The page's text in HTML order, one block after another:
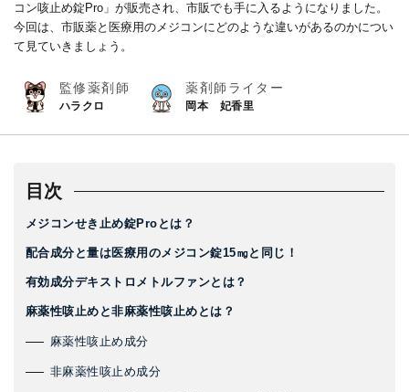
コン咳止め錠Pro」が販売され、市販でも手に入るようになりました。
今回は、市販薬と医療用のメジコンにどのような違いがあるのかについ
て見ていきましょう。
監修薬剤師
ハラクロ
薬剤師ライター
岡本 妃香里
目次
メジコンせき止め錠Proとは？
配合成分と量は医療用のメジコン錠15㎎と同じ！
有効成分デキストロメトルファンとは？
麻薬性咳止めと非麻薬性咳止めとは？
麻薬性咳止め成分
非麻薬性咳止め成分